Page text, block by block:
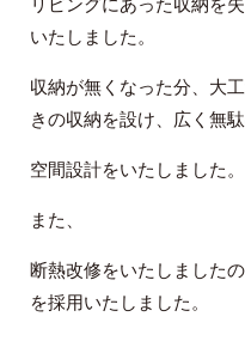
リビングにあった収納を
いたしました。
収納が無くなった分、大
きの収納を設け、広く無
空間設計をいたしました。
また、
断熱改修をいたしました
を採用いたしました。